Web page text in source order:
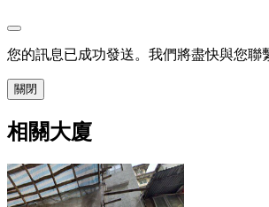
您的訊息已成功發送。我們將盡快與您聯
關閉
相關大廈